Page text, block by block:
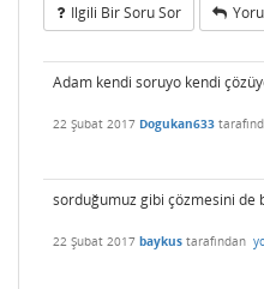
Ilgili Bir Soru Sor
Adam kendi soruyo kendi
22 Şubat 2017 Dogukan633
sorduğumuz gibi çözmesini de
22 Şubat 2017 baykus tarafından